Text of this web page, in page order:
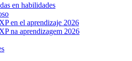
en habilidades
en el aprendizaje 2026
na aprendizagem 2026